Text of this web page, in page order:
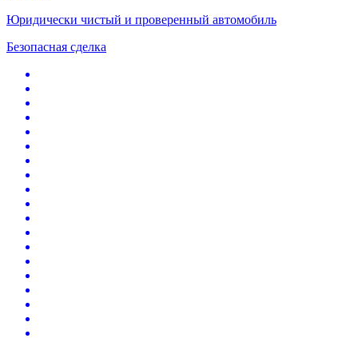
Юридически чистый и проверенный автомобиль
Безопасная сделка